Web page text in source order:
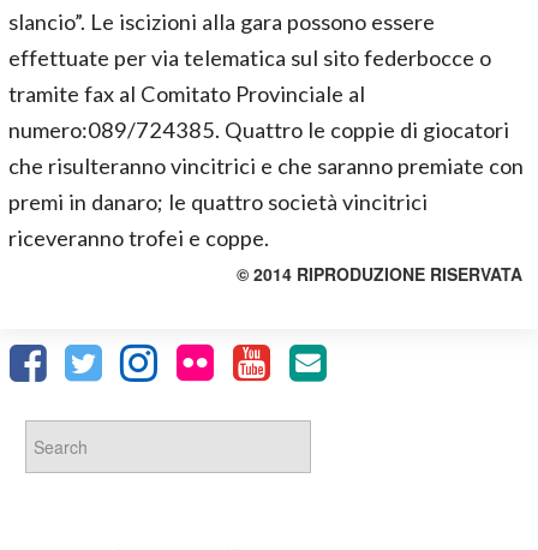
slancio”. Le iscizioni alla gara possono essere
effettuate per via telematica sul sito federbocce o
tramite fax al Comitato Provinciale al
numero:089/724385. Quattro le coppie di giocatori
che risulteranno vincitrici e che saranno premiate con
premi in danaro; le quattro società vincitrici
riceveranno trofei e coppe.
© 2014 RIPRODUZIONE RISERVATA